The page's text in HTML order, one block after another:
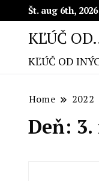
Št. aug 6th, 2026
KĽÚČ
KĽÚČ OD
Home 2022
Deň: 3.